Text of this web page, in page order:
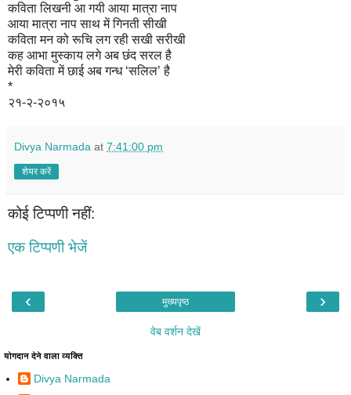
कविता लिखनी आ गयी आया मात्रा नाप
आया मात्रा नाप साथ में गिनती सीखी
कविता मन को रूचि लग रही सखी सरीखी
कह आभा मुस्काय लगे अब छंद सरल है
मेरी कविता में छाई अब गन्ध ‘सलिल’ है
*
२१-२-२०१५
Divya Narmada at 7:41:00 pm
शेयर करें
कोई टिप्पणी नहीं:
एक टिप्पणी भेजें
‹ ›
मुख्यपृष्ठ
वेब वर्शन देखें
योगदान देने वाला व्यक्ति
Divya Narmada